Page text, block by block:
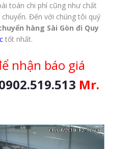
toán chi phí cũng như chất
Đến với chúng tôi quý
hàng Sài Gòn đi Quy
tốt nhất.
nhận báo giá
Mr.